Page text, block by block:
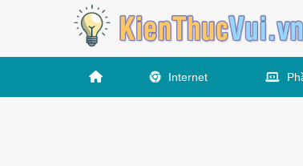
Internet